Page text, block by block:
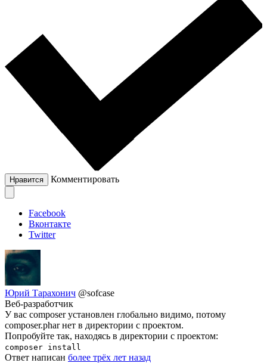
Нравится Комментировать
Facebook
Вконтакте
Twitter
Юрий Тарахонич @sofcase
Веб-разработчик
У вас composer установлен глобально видимо, потому
composer.phar нет в директории с проектом.
Попробуйте так, находясь в директории с проектом:
composer install
Ответ написан более трёх лет назад